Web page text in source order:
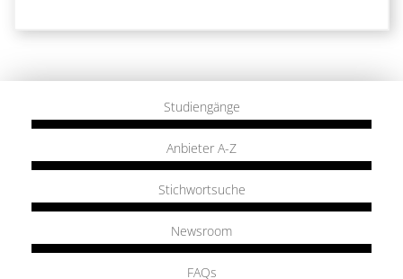
Studiengänge
Anbieter A-Z
Stichwortsuche
Newsroom
FAQs